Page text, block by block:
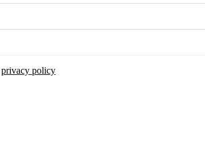
privacy policy